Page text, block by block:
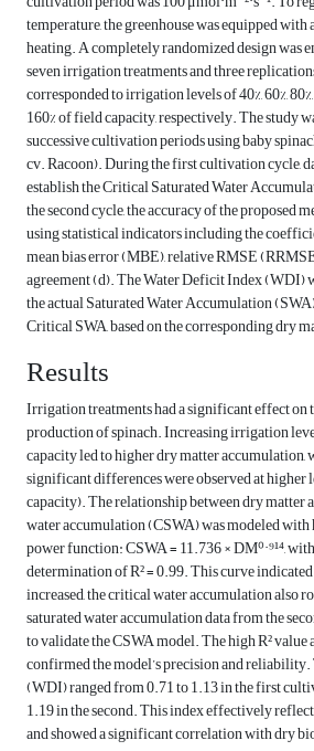
temperature, the greenhouse was equipped with
heating. A completely randomized design was
seven irrigation treatments and three
corresponded to irrigation levels of 40%, 60%, 80%,
160% of field capacity, respectively. The study
successive cultivation periods using baby
cv. Racoon). During the first cultivation cycle,
establish the Critical Saturated Water
the second cycle, the accuracy of the proposed
using statistical indicators including the
mean bias error (MBE), relative RMSE
agreement (d). The Water Deficit Index (WDI)
the actual Saturated Water Accumulation
Critical SWA, based on the corresponding dry
Results
Irrigation treatments had a significant effect on
production of spinach. Increasing irrigation
capacity led to higher dry matter
significant differences were observed at higher
capacity). The relationship between dry matter
water accumulation (CSWA) was modeled
power function: CSWA = 11.736 × DM⁰·⁹¹⁴,
determination of R² = 0.99. This curve
increased, the critical water accumulation also
saturated water accumulation data from the
to validate the CSWA model. The high R² value
confirmed the model’s precision and
(WDI) ranged from 0.71 to 1.13 in the first
1.19 in the second. This index effectively
and showed a significant correlation with dry